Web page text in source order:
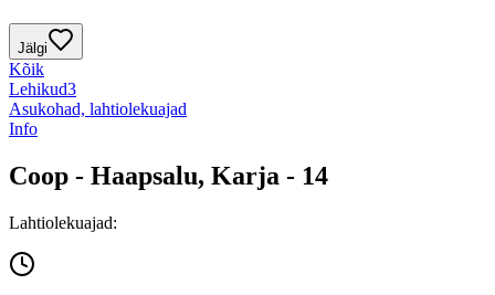
Jälgi
Kõik
Lehikud3
Asukohad, lahtiolekuajad
Info
Coop - Haapsalu, Karja - 14
Lahtiolekuajad: